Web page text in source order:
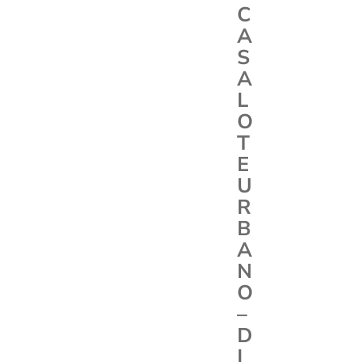
C
A
S
A
L
O
T
E
U
R
B
A
N
O
–
D